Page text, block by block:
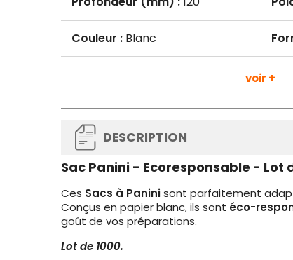
Couleur : Blanc
voir +
DESCRIPTION
Sac Panini - Ecoresponsable - Lot
Ces Sacs à Paninisont parfaitement
Conçus en papier blanc, ils sont éco-
goût de vos préparations.
Lot de 1000.